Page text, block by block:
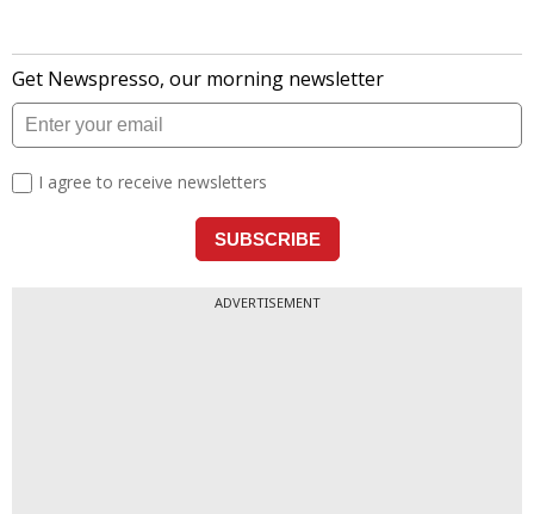
ADVERTISEMENT